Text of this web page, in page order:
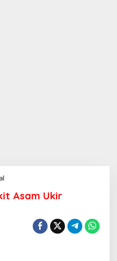
r
Asam Ukir